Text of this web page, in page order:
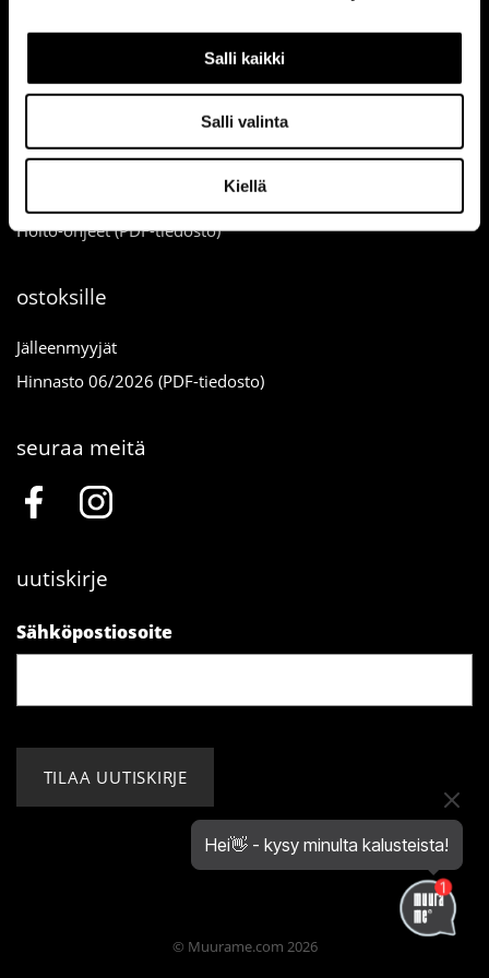
Salli kaikki
Salli valinta
Kiellä
Hei👋 - kysy minulta kalusteista!
Sopimusehdot
Ota yhteyttä
Hoito-ohjeet (PDF-tiedosto)
ostoksille
Jälleenmyyjät
Hinnasto 06/2026 (PDF-tiedosto)
seuraa meitä
uutiskirje
Sähköpostiosoite
© Muurame.com 2026